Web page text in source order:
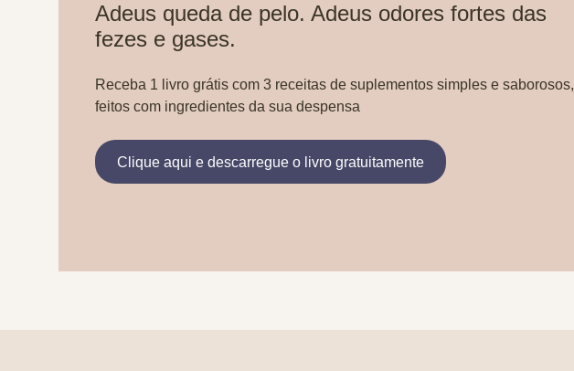
Adeus queda de pelo. Adeus odores fortes das
fezes e gases.
Receba 1 livro grátis com 3 receitas de suplementos simples e saborosos,
feitos com ingredientes da sua despensa
Clique aqui e descarregue o livro gratuitamente